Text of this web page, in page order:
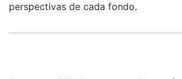
perspectivas de cada fondo.